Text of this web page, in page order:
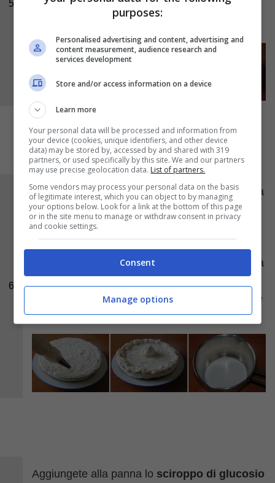
5
dopodiché sformatela ed adagiatela in un
6
Riempite una tasca da pasticceria con la crema
rimasta e decorate a piacere la superficie del
dolce. Una volta decorata, riponetela in freezer
esterna si freddi bene, tale operazione faciliterà
topping al cioccolato per la torta, quindi versate
la panna rimanente in un pentolino.
Aggiungete alla panna lo sciroppo di glucosio
purposes:
Personalised advertising and content, advertising and
content measurement, audience research and
services development
Store and/or access information on a device
Learn more
Your personal data will be processed and information from
your device (cookies, unique identifiers, and other device
data) may be stored by, accessed by and shared with 319
partners, or used specifically by this site. We and our partners
may use precise geolocation data. List of partners.
Some vendors may process your personal data on the basis
of legitimate interest, which you can object to by managing
your options below. Look for a link at the bottom of this page
or in the site menu to manage or withdraw consent in privacy
and cookie settings.
Consent
Manage options